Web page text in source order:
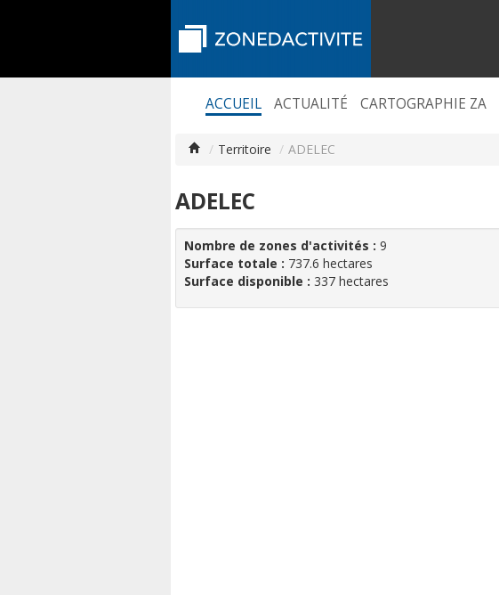
ACCUEIL ACTUALITÉ CARTOGRAPHIE ZA
/ Territoire / ADELEC
ADELEC
Nombre de zones d'activités : 9
Surface totale : 737.6 hectares
Surface disponible : 337 hectares